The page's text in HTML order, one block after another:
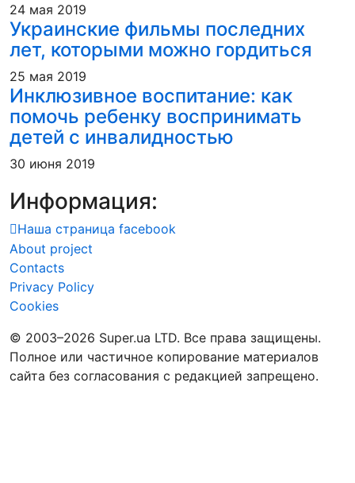
24 мая 2019
Украинские фильмы последних
лет, которыми можно гордиться
25 мая 2019
Инклюзивное воспитание: как
помочь ребенку воспринимать
детей с инвалидностью
30 июня 2019
Информация:
Наша страница facebook
About project
Contacts
Privacy Policy
Cookies
© 2003–2026 Super.ua LTD. Все права защищены.
Полное или частичное копирование материалов
сайта без согласования с редакцией запрещено.